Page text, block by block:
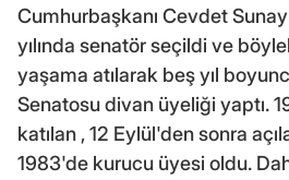
Cumhurbaşkanı Cevdet Sunay
yılında senatör seçildi ve
yaşama atılarak beş yıl
Senatosu divan üyeliği yaptı.
katılan , 12 Eylül'den sonra
1983'de kurucu üyesi oldu.